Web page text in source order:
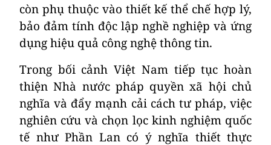
còn phụ thuộc vào thiết kế thể chế hợp lý,
bảo đảm tính độc lập nghề nghiệp và ứng
dụng hiệu quả công nghệ thông tin.
Trong bối cảnh Việt Nam tiếp tục hoàn
thiện Nhà nước pháp quyền xã hội chủ
nghĩa và đẩy mạnh cải cách tư pháp, việc
nghiên cứu và chọn lọc kinh nghiệm quốc
tế như Phần Lan có ý nghĩa thiết thực